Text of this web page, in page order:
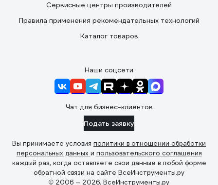
Сервисные центры производителей
Правила применения рекомендательных технологий
Каталог товаров
Наши соцсети
Чат для бизнес-клиентов
Подать заявку
Вы принимаете условия политики в отношении обработки
персональных данных и пользовательского соглашения
каждый раз, когда оставляете свои данные в любой форме
обратной связи на сайте ВсеИнструменты.ру
© 2006 — 2026. ВсеИнструменты.ру